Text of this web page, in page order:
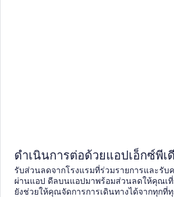
ดำเนินการต่อด้วยแอปเอ็กซ์พีเ
รับส่วนลดจากโรงแรมที่ร่วมรายการและรับ
ผ่านแอป ดีลบนแอปมาพร้อมส่วนลดให้คุณเ
ยังช่วยให้คุณจัดการการเดินทางได้จากทุกที่ทุ